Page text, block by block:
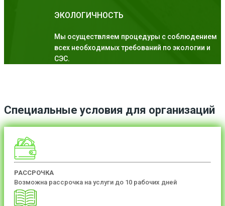
ЭКОЛОГИЧНОСТЬ
Мы осуществляем процедуры с соблюдением
всех необходимых требований по экологии и
СЭС.
Специальные условия для организаций
РАССРОЧКА
Возможна рассрочка на услуги до 10 рабочих дней